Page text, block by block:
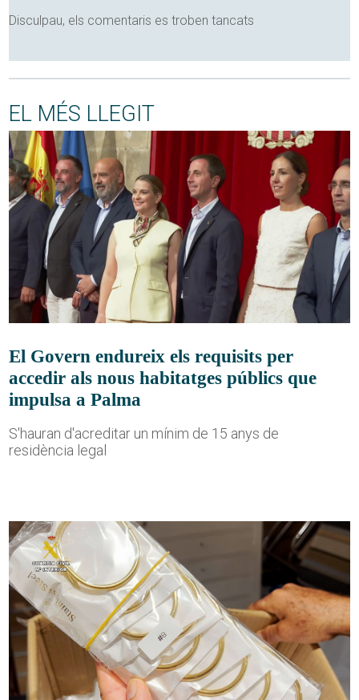
Disculpau, els comentaris es troben tancats
EL MÉS LLEGIT
El Govern endureix els requisits per
accedir als nous habitatges públics que
impulsa a Palma
S'hauran d'acreditar un mínim de 15 anys de
residència legal